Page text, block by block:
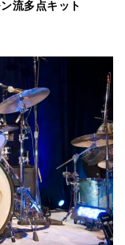
流多点キット